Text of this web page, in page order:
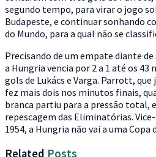
segundo tempo, para virar o jogo
Budapeste, e continuar sonhando
do Mundo, para a qual não se
Precisando de um empate diante
a Hungria vencia por 2 a 1 até os
gols de Lukács e Varga. Parrott,
fez mais dois nos minutos finais,
branca partiu para a pressão total,
repescagem das Eliminatórias.
1954, a Hungria não vai a uma Copa
Related Posts